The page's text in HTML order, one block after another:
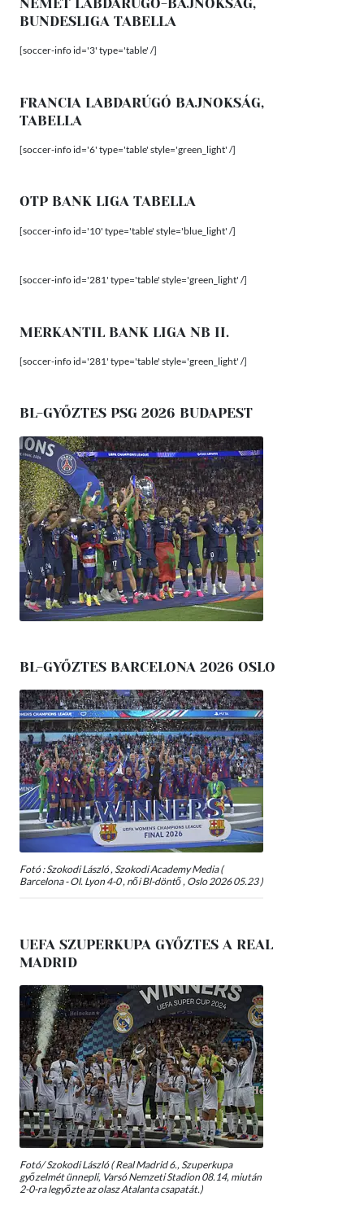
BUNDESLIGA TABELLA
[soccer-info id='3' type='table' /]
FRANCIA LABDARÚGÓ BAJNOKSÁG,
TABELLA
[soccer-info id='6' type='table' style='green_light' /]
OTP BANK LIGA TABELLA
[soccer-info id='10' type='table' style='blue_light' /]
[soccer-info id='281' type='table' style='green_light' /]
MERKANTIL BANK LIGA NB II.
[soccer-info id='281' type='table' style='green_light' /]
BL-GYŐZTES PSG 2026 BUDAPEST
BL-GYŐZTES BARCELONA 2026 OSLO
Fotó : Szokodi László , Szokodi Academy Media (
Barcelona - Ol. Lyon 4-0 , női Bl-döntő , Oslo 2026 05.23 )
UEFA SZUPERKUPA GYŐZTES A REAL
MADRID
Fotó/ Szokodi László ( Real Madrid 6., Szuperkupa
győzelmét ünnepli, Varsó Nemzeti Stadion 08.14, miután
2-0-ra legyőzte az olasz Atalanta csapatát.)